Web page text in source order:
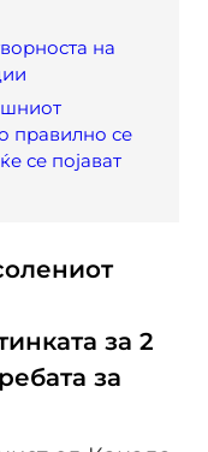
на
правилно се
се појават
за 2
за